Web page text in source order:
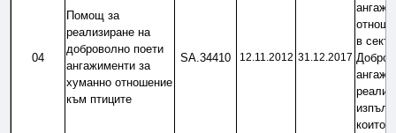
04
Помощ за
реализиране на
доброволно поети
ангажименти за
хуманно отношение
към птиците
SA.34410 12.11.2012 31.12.2017
в
които